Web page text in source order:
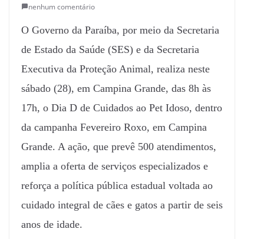
nenhum comentário
O Governo da Paraíba, por meio da Secretaria
de Estado da Saúde (SES) e da Secretaria
Executiva da Proteção Animal, realiza neste
sábado (28), em Campina Grande, das 8h às
17h, o Dia D de Cuidados ao Pet Idoso, dentro
da campanha Fevereiro Roxo, em Campina
Grande. A ação, que prevê 500 atendimentos,
amplia a oferta de serviços especializados e
reforça a política pública estadual voltada ao
cuidado integral de cães e gatos a partir de seis
anos de idade.